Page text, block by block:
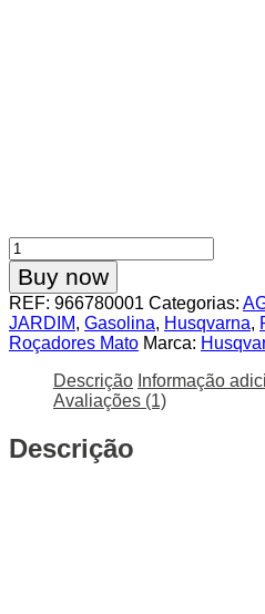
Quantidade
de
Roçadora
Mato
Husqvarna
553
Buy now
REF: 966780001 Categorias:
JARDIM, Gasolina, Husqvarna,
Roçadores Mato Marca:
Descrição Informação
Avaliações (1)
Descrição